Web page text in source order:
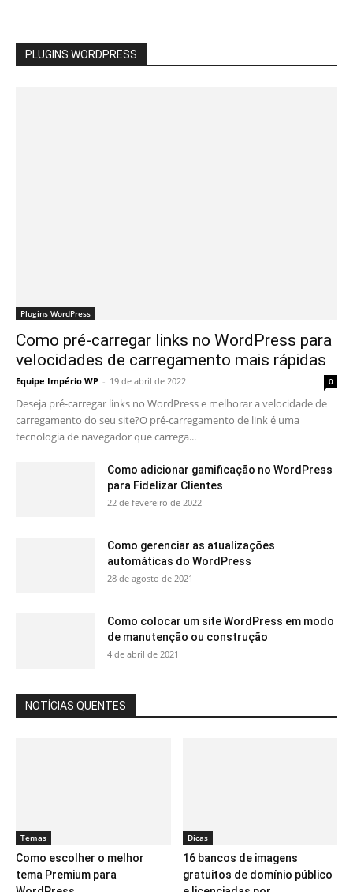
PLUGINS WORDPRESS
Plugins WordPress
Como pré-carregar links no WordPress para
velocidades de carregamento mais rápidas
Equipe Império WP - 19 de abril de 2022 0
Deseja pré-carregar links no WordPress e melhorar a velocidade de
carregamento do seu site?O pré-carregamento de link é uma
tecnologia de navegador que carrega...
Como adicionar gamificação no WordPress
para Fidelizar Clientes
22 de fevereiro de 2022
Como gerenciar as atualizações
automáticas do WordPress
28 de agosto de 2021
Como colocar um site WordPress em modo
de manutenção ou construção
4 de abril de 2021
NOTÍCIAS QUENTES
Temas
Como escolher o melhor
tema Premium para
Dicas
16 bancos de imagens
gratuitos de domínio público